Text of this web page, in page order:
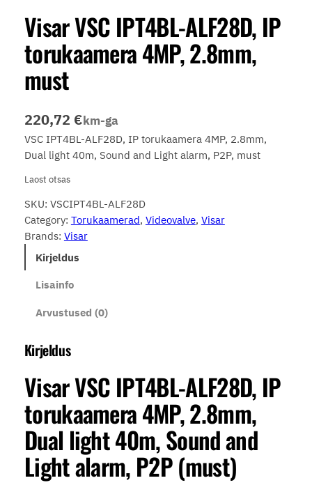
Visar VSC IPT4BL-ALF28D, IP
torukaamera 4MP, 2.8mm,
must
220,72 €km-ga
VSC IPT4BL-ALF28D, IP torukaamera 4MP, 2.8mm,
Dual light 40m, Sound and Light alarm, P2P, must
Laost otsas
SKU: VSCIPT4BL-ALF28D
Category: Torukaamerad, Videovalve, Visar
Brands: Visar
Kirjeldus
Lisainfo
Arvustused (0)
Kirjeldus
Visar VSC IPT4BL-ALF28D, IP
torukaamera 4MP, 2.8mm,
Dual light 40m, Sound and
Light alarm, P2P (must)